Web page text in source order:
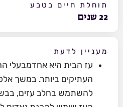
תוחלת חיים בטבע
22 שנים
מעניין לדעת
עז הבית היא אחדמבעלי
העתיקים ביותר. במשך
להשתמש בחלב עזים,